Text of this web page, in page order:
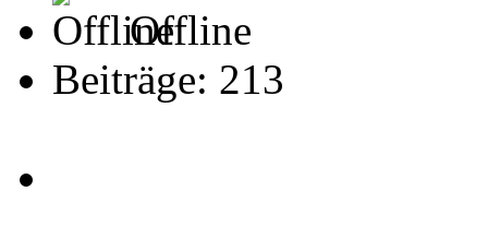
Offline
Beiträge: 213